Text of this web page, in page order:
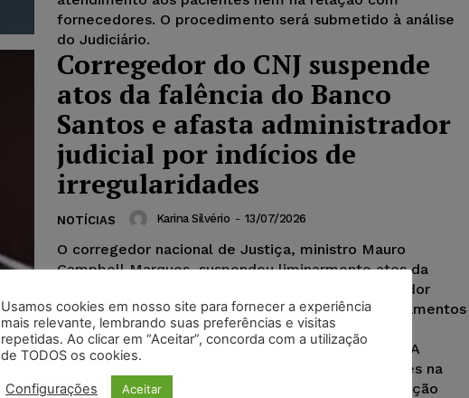
fornecedores. O procedimento será submetido à análise
do Judiciário.
Corregedor do CNJ suspende
atos da falência do Banco
Santos e afasta administrador
judicial por indícios de
irregularidades
NOTÍCIAS Karina Silvério - 13/07/2026
O corregedor nacional de Justiça, ministro Mauro
Campbell Marques, suspendeu liminarmente atos da
falência do Banco Santos, afastando o administrador
judicial, interrompendo a venda de bens e os pagamentos
a credores e determinando a nomeação de novos
responsáveis pela administração da massa falida. A
decisão foi motivada por indícios de irregularidades na
condução do processo, que serão objeto de apuração
Usamos cookies em nosso site para fornecer a experiência
mais relevante, lembrando suas preferências e visitas
repetidas. Ao clicar em “Aceitar”, concorda com a utilização
de TODOS os cookies.
Configurações Aceitar